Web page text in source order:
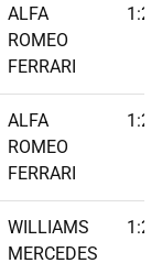
ALFA
ROMEO
FERRARI
ALFA
ROMEO
FERRARI
WILLIAMS
MERCEDES